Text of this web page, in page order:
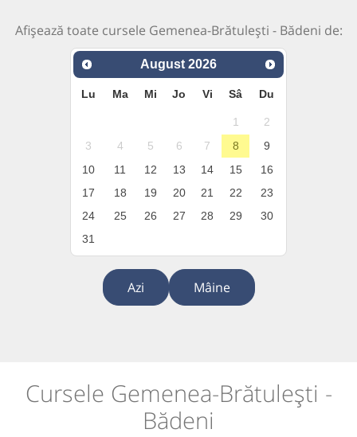
Afișează toate cursele Gemenea-Brătulești - Bădeni de:
August 2026
Lu Ma Mi Jo Vi Sâ Du
1
2
3
4 5 6 7 8
9
10
11 12 13 14 15
16
17
18 19 20 21 22
23
24
25 26 27 28 29
30
31
Azi Mâine
Cursele Gemenea-Brătulești -
Bădeni